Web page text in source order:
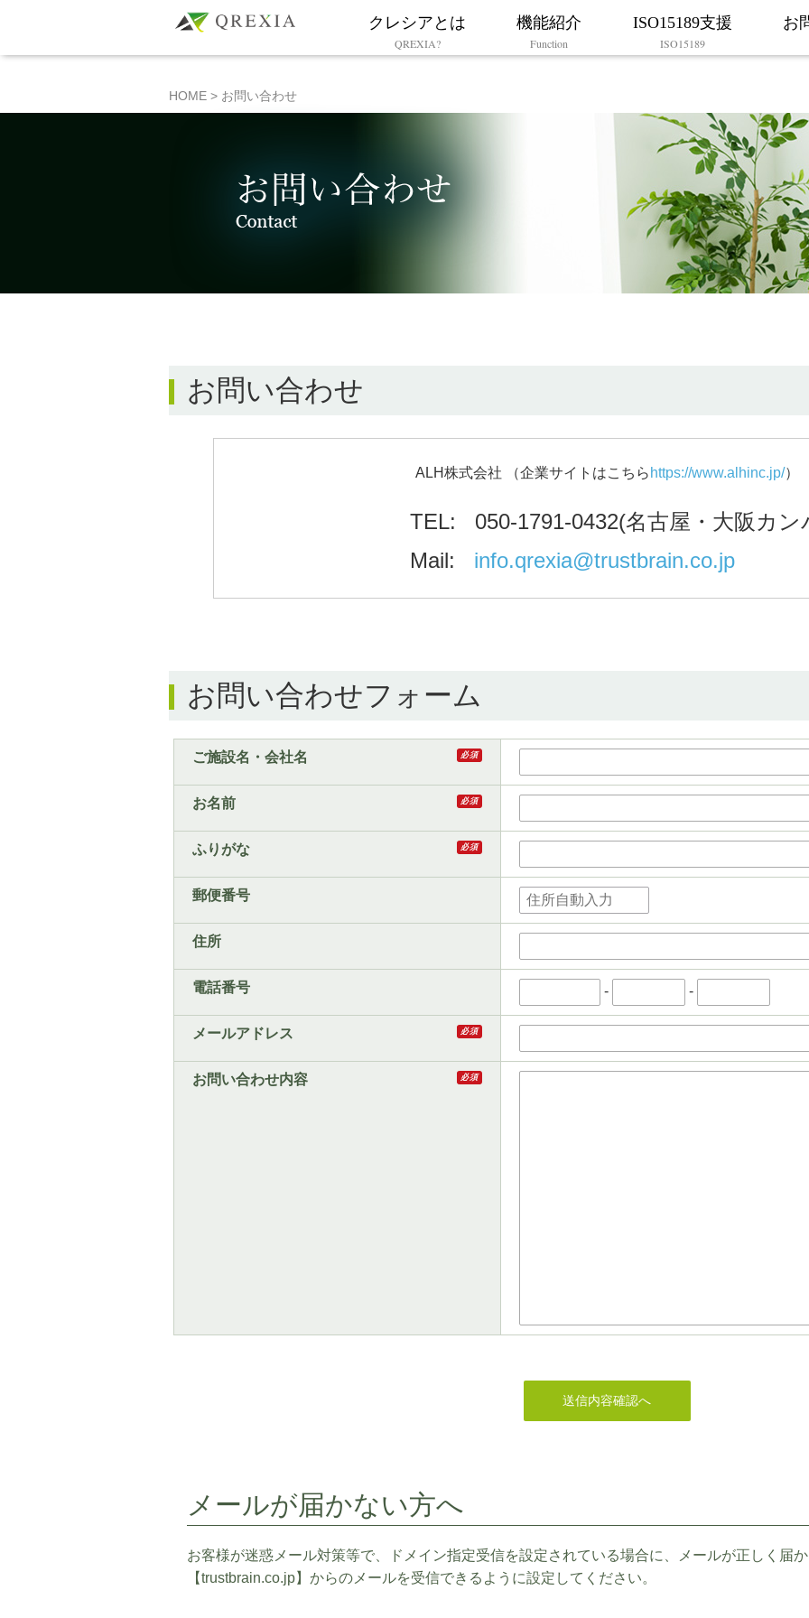
クレシアとは
QREXIA?
機能紹介
Function
ISO15189支援
ISO15189
お
機能紹介
HOME > お問い合わせ
お問い合わせ
ALH株式会社 （企業サイトはこちら https://www.alhinc.jp/）
TEL: 050-1791-0432(名古屋・大阪カン
Mail: info.qrexia@trustbrain.co.jp
お問い合わせフォーム
ご施設名・会社名 必須
お名前 必須
ふりがな 必須
郵便番号
住所
電話番号 - -
メールアドレス 必須
お問い合わせ内容 必須
メールが届かない方へ
お客様が迷惑メール対策等で、ドメイン指定受信を設定されている場合に、メールが正しく届か
【trustbrain.co.jp】からのメールを受信できるように設定してください。